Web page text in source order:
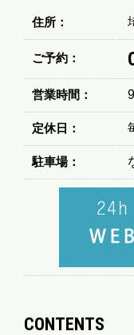
住所：
ご予約：
営業時間：
定休日：
駐車場：
CONTENTS